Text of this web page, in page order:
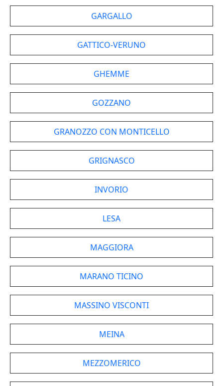
GARGALLO
GATTICO-VERUNO
GHEMME
GOZZANO
GRANOZZO CON MONTICELLO
GRIGNASCO
INVORIO
LESA
MAGGIORA
MARANO TICINO
MASSINO VISCONTI
MEINA
MEZZOMERICO